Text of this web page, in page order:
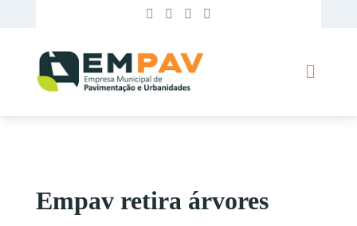
Empav retira árvores